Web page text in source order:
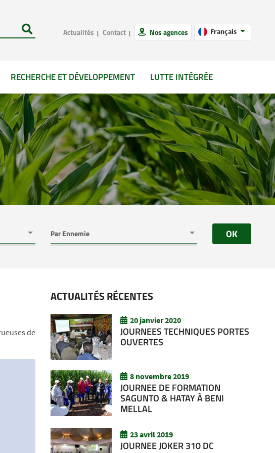
Actualités Contact Nos agences Français
RECHERCHE ET DÉVELOPPEMENT LUTTE INTÉGRÉE
OK
de
ACTUALITÉS RÉCENTES
20 janvier 2020
JOURNEES TECHNIQUES PORTES
OUVERTES
8 novembre 2019
JOURNEE DE FORMATION
SAGUNTO & HATAY À BENI
MELLAL
23 avril 2019
JOURNEE JOKER 310 DC